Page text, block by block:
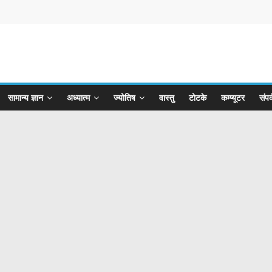
सामान्य ज्ञान अध्यात्म ज्योतिष वास्तु टोटके कम्प्यूटर